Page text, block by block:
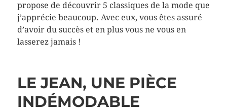
propose de découvrir 5 classiques de la mode que
j’apprécie beaucoup. Avec eux, vous êtes assuré
d’avoir du succès et en plus vous ne vous en
lasserez jamais !
LE JEAN, UNE PIÈCE
INDÉMODABLE